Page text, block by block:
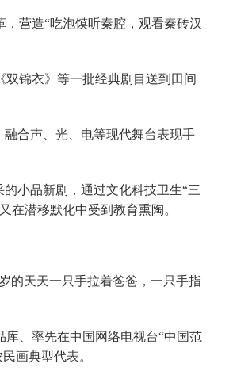
营造“吃泡馍听秦腔，观看秦砖汉
锦衣》等一批经典剧目送到田间
合声、光、电等现代舞台表现手
小品新剧，通过文化科技卫生“三
在潜移默化中受到教育熏陶。
的天天一只手拉着爸爸，一只手指
、率先在中国网络电视台“中国范
画典型代表。